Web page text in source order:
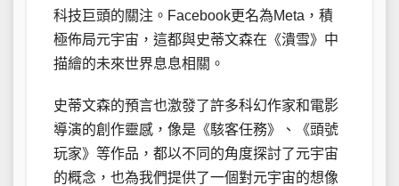
科技巨頭的關注。Facebook更名為Meta，積
極佈局元宇宙，這都與史蒂文森在《潰雪》中
描繪的未來世界息息相關。
史蒂文森的預言也激發了許多科幻作家和電影
導演的創作靈感，像是《駭客任務》、《頭號
玩家》等作品，都以不同的角度探討了元宇宙
的概念，也為我們提供了一個對元宇宙的想像